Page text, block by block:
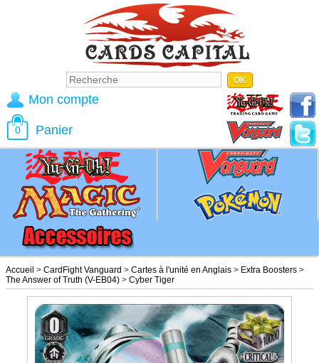
Accueil > CardFight Vanguard > Cartes à l'unité en Anglais > Extra Boosters >
The Answer of Truth (V-EB04) > Cyber Tiger
Mon compte
0 Panier